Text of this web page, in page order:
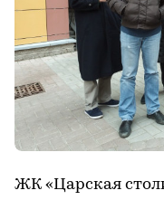
ЖК «Царская